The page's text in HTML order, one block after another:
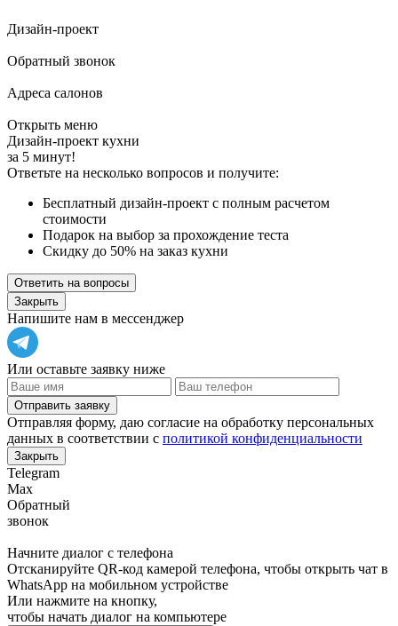
Дизайн-проект
Обратный звонок
Адреса салонов
Открыть меню
Дизайн-проект кухни
за 5 минут!
Ответьте на несколько вопросов и получите:
Бесплатный дизайн-проект с полным расчетом
стоимости
Подарок на выбор за прохождение теста
Скидку до 50% на заказ кухни
Ответить на вопросы
Закрыть
Напишите нам в мессенджер
Или оставьте заявку ниже
Отправить заявку
Отправляя форму, даю согласие на обработку персональных
данных в соответствии с политикой конфиденциальности
Закрыть
Telegram
Max
Обратный
звонок
Начните диалог с телефона
Отсканируйте QR-код камерой телефона, чтобы открыть чат в
WhatsApp на мобильном устройстве
Или нажмите на кнопку,
чтобы начать диалог на компьютере